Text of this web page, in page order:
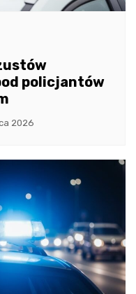
policjantów
2026